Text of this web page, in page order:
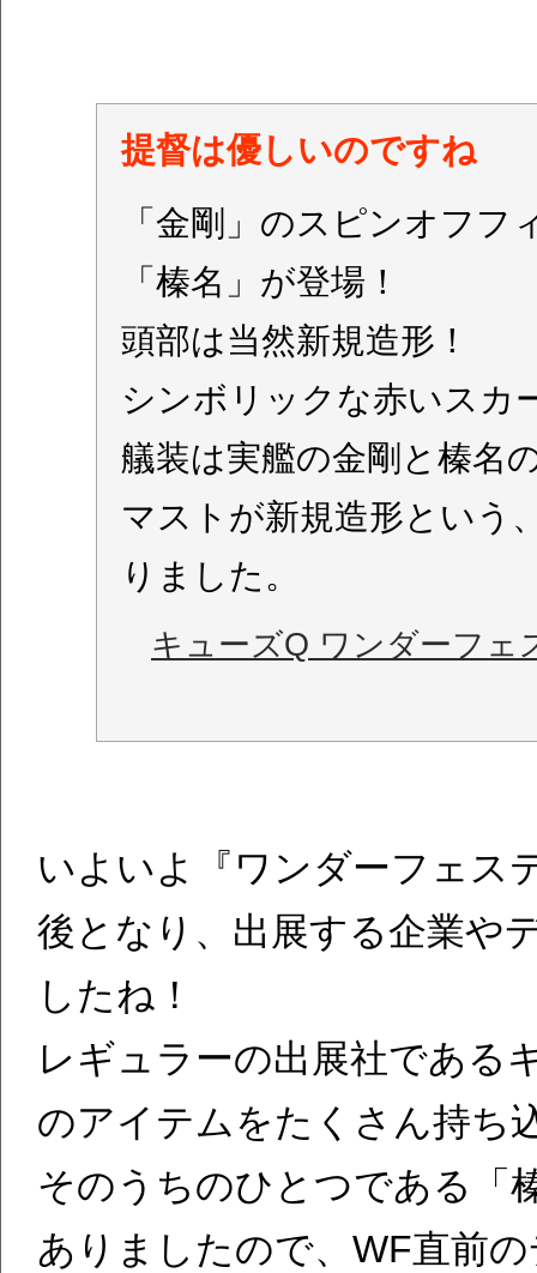
提督は優しいのですね
「金剛」のスピンオフ
「榛名」が登場！
頭部は当然新規造形！
シンボリックな赤いスカ
艤装は実艦の金剛と榛名
マストが新規造形という
りました。
キューズQ ワンダーフェ
いよいよ『ワンダーフェス
後となり、出展する企業や
したね！
レギュラーの出展社である
のアイテムをたくさん持ち
そのうちのひとつである「
ありましたので、WF直前